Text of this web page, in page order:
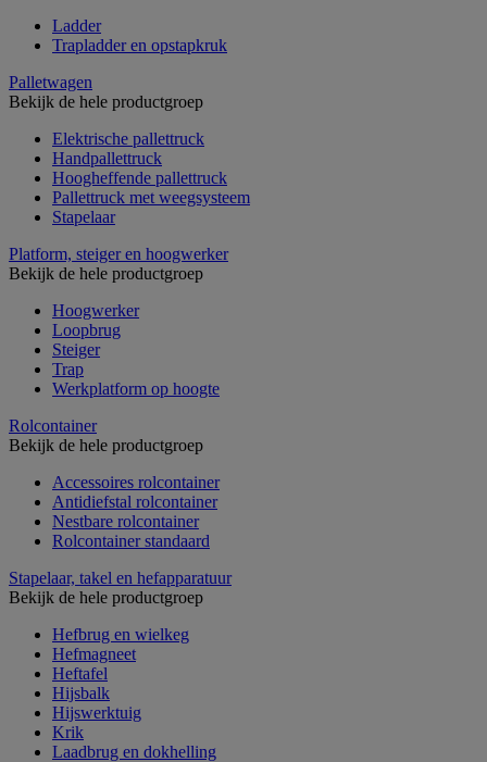
Ladder
Trapladder en opstapkruk
Palletwagen
Bekijk de hele productgroep
Elektrische pallettruck
Handpallettruck
Hoogheffende pallettruck
Pallettruck met weegsysteem
Stapelaar
Platform, steiger en hoogwerker
Bekijk de hele productgroep
Hoogwerker
Loopbrug
Steiger
Trap
Werkplatform op hoogte
Rolcontainer
Bekijk de hele productgroep
Accessoires rolcontainer
Antidiefstal rolcontainer
Nestbare rolcontainer
Rolcontainer standaard
Stapelaar, takel en hefapparatuur
Bekijk de hele productgroep
Hefbrug en wielkeg
Hefmagneet
Heftafel
Hijsbalk
Hijswerktuig
Krik
Laadbrug en dokhelling